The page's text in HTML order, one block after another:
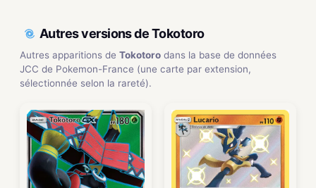
Autres versions de Tokotoro
Autres apparitions de Tokotoro dans la base de données
JCC de Pokemon-France (une carte par extension,
sélectionnée selon la rareté).